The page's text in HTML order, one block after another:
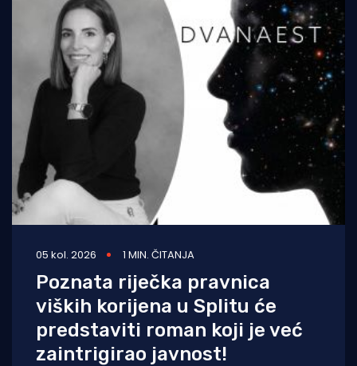
05 kol. 2026 1 MIN. ČITANJA
Poznata riječka pravnica
viških korijena u Splitu će
predstaviti roman koji je već
zaintrigirao javnost!